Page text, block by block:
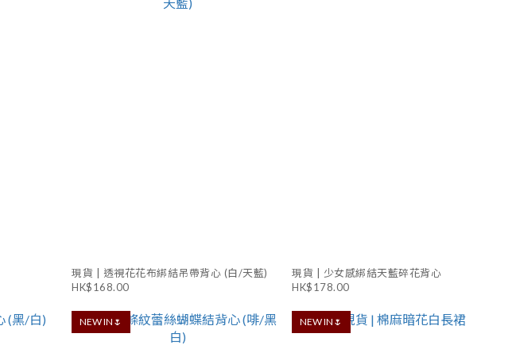
現貨 | 透視花花布綁結吊帶背心 (白/天藍)
HK$168.00
現貨 | 少女感綁結天藍碎花背心
HK$178.00
NEW IN🌷 NEW IN🌷